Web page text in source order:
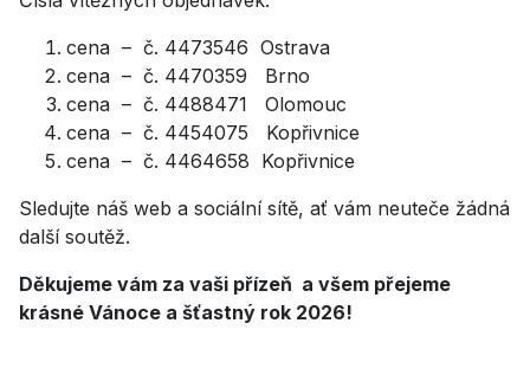
cena – č. 4473546 Ostrava
cena – č. 4470359 Brno
cena – č. 4488471 Olomouc
cena – č. 4454075 Kopřivnice
cena – č. 4464658 Kopřivnice
Sledujte náš web a sociální sítě, ať vám neuteče žádná
další soutěž.
Děkujeme vám za vaši přízeň a všem přejeme
krásné Vánoce a šťastný rok 2026!